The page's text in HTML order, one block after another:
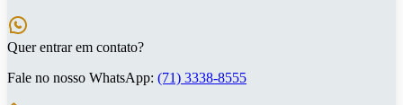
Quer entrar em contato?
Fale no nosso WhatsApp: (71) 3338-8555